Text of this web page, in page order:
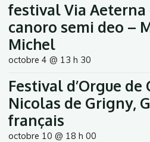
festival Via Aeterna
canoro semi deo –
Michel
octobre 4 @ 13 h 30
Festival d’Orgue de
Nicolas de Grigny,
français
octobre 10 @ 18 h 00